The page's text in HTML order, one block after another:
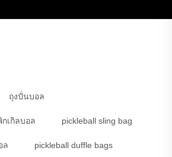
ถุงปั่นบอล
เกิลบอล pickleball sling bag
ล pickleball duffle bags